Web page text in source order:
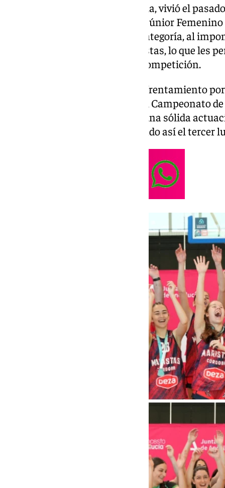
San Pedro de Alcántara, Marbella, vivió el
jornada histórica en el Cadeba Júnior
reafirmó su supremacía en la categoría, al
frente a Unicórdoba Deza Maristas, lo que les
mejor equipo andaluz en esta competición.
El evento se inauguró con el enfrentamiento
último billete disponible para el Campeonato
Odontología Cordobasket, con una sólida
Ceytec Energía por 57-37, logrando así el tercer